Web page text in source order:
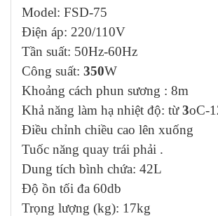
Model: FSD-75
Điện áp: 220/110V
Tần suất: 50Hz-60Hz
Công suất: 350W
Khoảng cách phun sương : 8m
Khả năng làm hạ nhiệt độ: từ3oC-
Điều chỉnh chiều cao lên xuống
Tuốc năng quay trái phải .
Dung tích bình chứa: 42L
Độ ồn tối đa 60db
Trọng lượng (kg): 17kg